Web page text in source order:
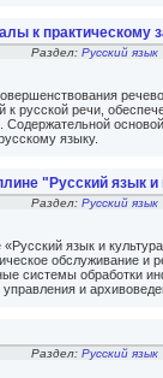
к практическому
Раздел: Русский язык
к русской речи,
языку.
"Русский язык и
Раздел: Русский язык
язык и
обслуживание и
системы обработки
и
Раздел: Русский язык